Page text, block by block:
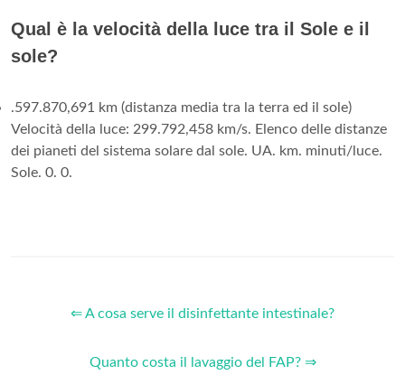
Qual è la velocità della luce tra il Sole e il
sole?
.597.870,691 km (distanza media tra la terra ed il sole)
Velocità della luce: 299.792,458 km/s. Elenco delle distanze
dei pianeti del sistema solare dal sole. UA. km. minuti/luce.
Sole. 0. 0.
⇐ A cosa serve il disinfettante intestinale?
Quanto costa il lavaggio del FAP? ⇒